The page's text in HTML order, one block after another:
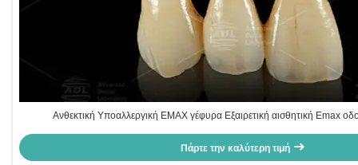
Ανθεκτική Υποαλλεργική EMAX γέφυρα Εξαιρετική αισθητική Emax
Πάρτε την καλύτερη τιμή